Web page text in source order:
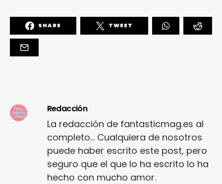
SHARE TWEET
Redacción
La redacción de fantasticmag.es al
completo... Cualquiera de nosotros
puede haber escrito este post, pero
seguro que el que lo ha escrito lo ha
hecho con mucho amor.